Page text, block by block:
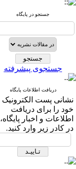
جستجو در پایگاه
جستجوی پیشرفته
دریافت اطلاعات پایگاه
نشانی پست الکترونیک
خود را برای دریافت
اطلاعات و اخبار پایگاه،
در کادر زیر وارد کنید.